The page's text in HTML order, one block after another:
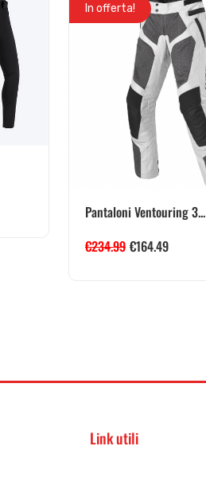
In offerta!
Pantaloni Ventouring 3...
€234.99 €164.49
Link utili